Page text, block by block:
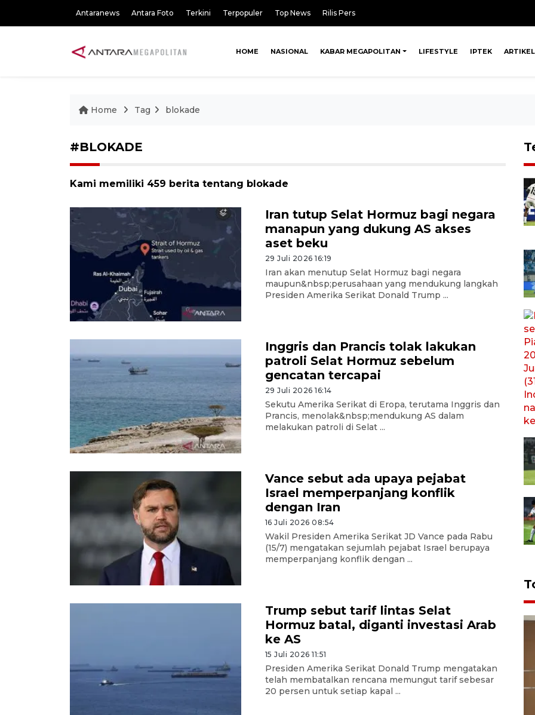
Antaranews Antara Foto Terkini Terpopuler Top News Rilis Pers
HOME NASIONAL KABAR MEGAPOLITAN LIFESTYLE IPTEK ARTIKEL
Home Tag blokade
#BLOKADE
Kami memiliki 459 berita tentang blokade
Iran tutup Selat Hormuz bagi negara
manapun yang dukung AS akses
aset beku
29 Juli 2026 16:19
Iran akan menutup Selat Hormuz bagi negara
maupun&nbsp;perusahaan yang mendukung langkah
Presiden Amerika Serikat Donald Trump ...
Inggris dan Prancis tolak lakukan
patroli Selat Hormuz sebelum
gencatan tercapai
29 Juli 2026 16:14
Sekutu Amerika Serikat di Eropa, terutama Inggris dan
Prancis, menolak&nbsp;mendukung AS dalam
melakukan patroli di Selat ...
Vance sebut ada upaya pejabat
Israel memperpanjang konflik
dengan Iran
16 Juli 2026 08:54
Wakil Presiden Amerika Serikat JD Vance pada Rabu
(15/7) mengatakan sejumlah pejabat Israel berupaya
memperpanjang konflik dengan ...
Trump sebut tarif lintas Selat
Hormuz batal, diganti investasi Arab
ke AS
15 Juli 2026 11:51
Presiden Amerika Serikat Donald Trump mengatakan
telah membatalkan rencana memungut tarif sebesar
20 persen untuk setiap kapal ...